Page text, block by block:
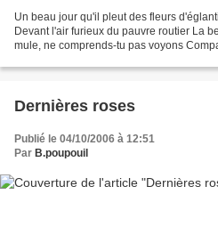
Un beau jour qu'il pleut des fleurs
Devant l'air furieux du pauvre routier La
mule, ne comprends-tu pas voyons
Dernières roses
Publié le 04/10/2006 à 12:51
Par B.poupouil